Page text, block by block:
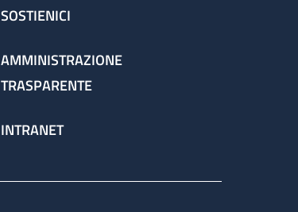
SOSTIENICI
AMMINISTRAZIONE
TRASPARENTE
INTRANET